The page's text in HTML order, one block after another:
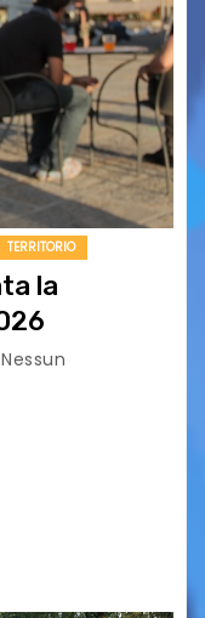
TERRITORIO
la
Nessun